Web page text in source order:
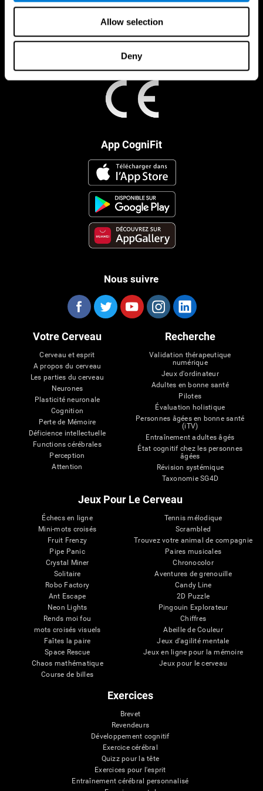
Allow selection
Deny
App CogniFit
Nous suivre
Votre Cerveau
Cerveau et esprit
A propos du cerveau
Les parties du cerveau
Neurones
Plasticité neuronale
Cognition
Perte de Mémoire
Déficience intellectuelle
Functions cérébrales
Perception
Attention
Recherche
Validation thérapeutique
numérique
Jeux d'ordinateur
Adultes en bonne santé
Pilotes
Évaluation holistique
Personnes âgées en bonne santé
(iTV)
Entraînement adultes âgés
État cognitif chez les personnes
âgées
Révision systémique
Taxonomie SG4D
Jeux Pour Le Cerveau
Échecs en ligne
Mini-mots croisés
Fruit Frenzy
Pipe Panic
Crystal Miner
Solitaire
Robo Factory
Ant Escape
Neon Lights
Rends moi fou
mots croisés visuels
Faîtes la paire
Space Rescue
Chaos mathématique
Course de billes
Tennis mélodique
Scrambled
Trouvez votre animal de compagnie
Paires musicales
Chronocolor
Aventures de grenouille
Candy Line
2D Puzzle
Pingouin Explorateur
Chiffres
Abeille de Couleur
Jeux d'agilité mentale
Jeux en ligne pour la mémoire
Jeux pour le cerveau
Exercices
Brevet
Revendeurs
Développement cognitif
Exercice cérébral
Quizz pour la tête
Exercices pour l'esprit
Entraînement cérébral personnalisé